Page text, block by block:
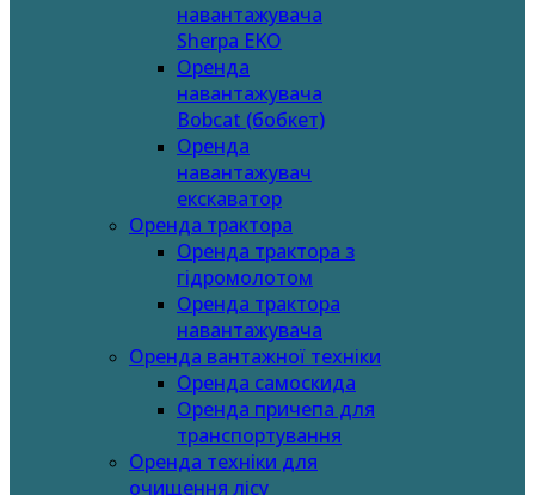
навантажувача
Sherpa EKO
Оренда
навантажувача
Bobcat (бобкет)
Оренда
навантажувач
екскаватор
Оренда трактора
Оренда трактора з
гідромолотом
Оренда трактора
навантажувача
Оренда вантажної техніки
Оренда самоскида
Оренда причепа для
транспортування
Оренда техніки для
очищення лісу